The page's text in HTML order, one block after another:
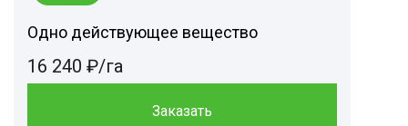
Одно действующее вещество
16 240 ₽/га
Заказать